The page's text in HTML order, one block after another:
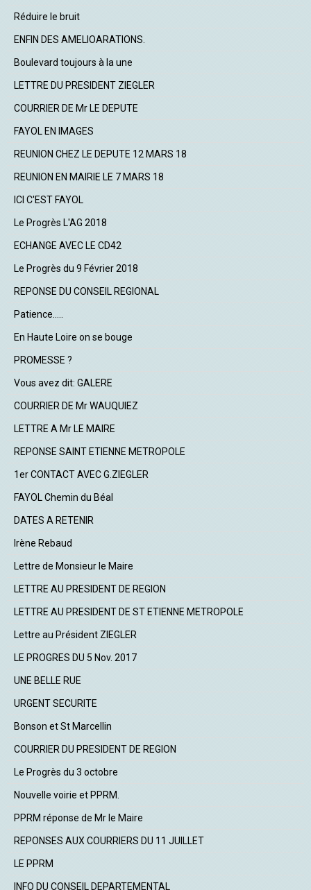
Réduire le bruit
ENFIN DES AMELIOARATIONS.
Boulevard toujours à la une
LETTRE DU PRESIDENT ZIEGLER
COURRIER DE Mr LE DEPUTE
FAYOL EN IMAGES
REUNION CHEZ LE DEPUTE 12 MARS 18
REUNION EN MAIRIE LE 7 MARS 18
ICI C'EST FAYOL
Le Progrès L'AG 2018
ECHANGE AVEC LE CD42
Le Progrès du 9 Février 2018
REPONSE DU CONSEIL REGIONAL
Patience.....
En Haute Loire on se bouge
PROMESSE ?
Vous avez dit: GALERE
COURRIER DE Mr WAUQUIEZ
LETTRE A Mr LE MAIRE
REPONSE SAINT ETIENNE METROPOLE
1er CONTACT AVEC G.ZIEGLER
FAYOL Chemin du Béal
DATES A RETENIR
Irène Rebaud
Lettre de Monsieur le Maire
LETTRE AU PRESIDENT DE REGION
LETTRE AU PRESIDENT DE ST ETIENNE METROPOLE
Lettre au Président ZIEGLER
LE PROGRES DU 5 Nov. 2017
UNE BELLE RUE
URGENT SECURITE
Bonson et St Marcellin
COURRIER DU PRESIDENT DE REGION
Le Progrès du 3 octobre
Nouvelle voirie et PPRM.
PPRM réponse de Mr le Maire
REPONSES AUX COURRIERS DU 11 JUILLET
LE PPRM
INFO DU CONSEIL DEPARTEMENTAL